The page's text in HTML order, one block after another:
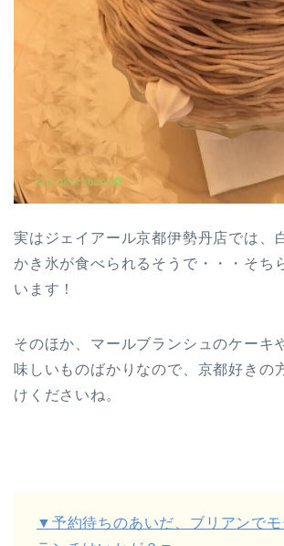
実はジェイアール京都伊勢丹店では、
かき氷が食べられるそうで・・・そち
います！
そのほか、マールブランシュのケーキ
味しいものばかりなので、京都好きの
けくださいね。
▼予約待ちのあいだ、ブリアンで